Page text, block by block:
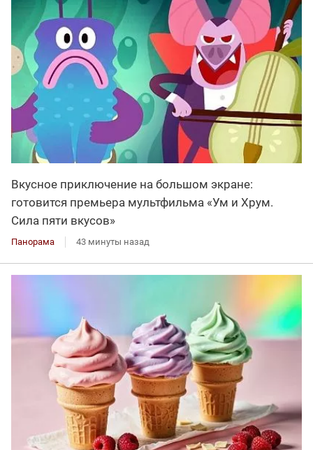
Вкусное приключение на большом экране:
готовится премьера мультфильма «Ум и Хрум.
Сила пяти вкусов»
Панорама 43 минуты назад